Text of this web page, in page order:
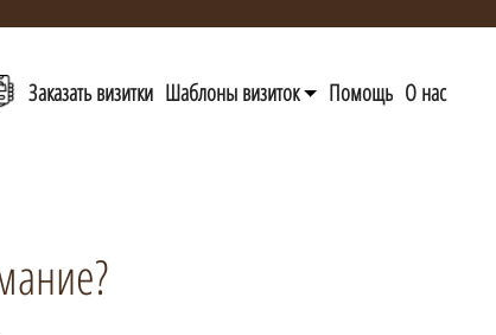
Заказать визитки Шаблоны визиток Помощь О нас